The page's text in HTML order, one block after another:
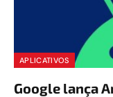
APLICATIVOS
Google lança